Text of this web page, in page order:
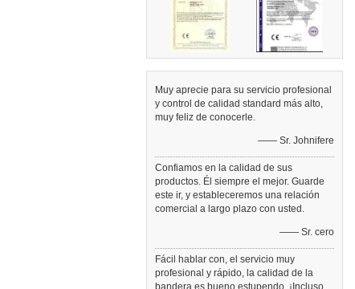
Muy aprecie para su servicio profesional
y control de calidad standard más alto,
muy feliz de conocerle.
—— Sr. Johnifere
Confiamos en la calidad de sus
productos. Él siempre el mejor. Guarde
este ir, y estableceremos una relación
comercial a largo plazo con usted.
—— Sr. cero
Fácil hablar con, el servicio muy
profesional y rápido, la calidad de la
bandera es bueno estupendo. ¡Incluso